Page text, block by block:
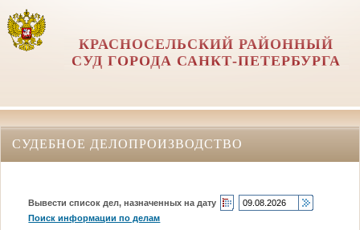
КРАСНОСЕЛЬСКИЙ РАЙОННЫЙ
СУД ГОРОДА САНКТ-ПЕТЕРБУРГА
СУДЕБНОЕ ДЕЛОПРОИЗВОДСТВО
Вывести список дел, назначенных на дату
Поиск информации по делам